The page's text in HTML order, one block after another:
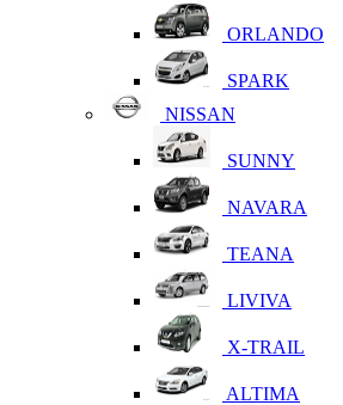
ORLANDO
SPARK
NISSAN
SUNNY
NAVARA
TEANA
LIVIVA
X-TRAIL
ALTIMA